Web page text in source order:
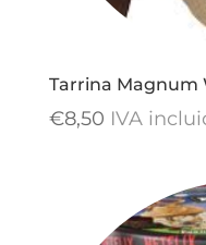
Tarrina Magnum
€8,50 IVA